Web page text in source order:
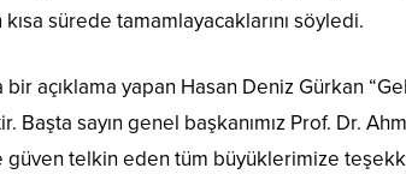
sürede tamamlayacaklarını söyledi.
açıklama yapan Hasan Deniz Gürkan
Başta sayın genel başkanımız Prof. Dr.
güven telkin eden tüm büyüklerimize